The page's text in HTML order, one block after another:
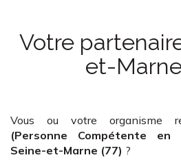
Votre
et-
Vous ou votre organisme
(Personne Compétente en
Seine-et-Marne (77) ?